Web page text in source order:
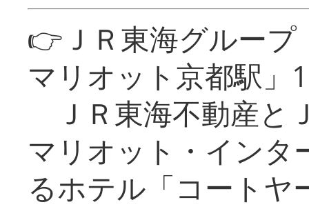
👉ＪＲ東海グルー
マリオット京都駅」
ＪＲ東海不動産と
マリオット・インタ
るホテル「コートヤ